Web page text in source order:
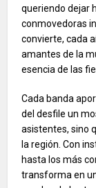
queriendo dejar
conmovedoras
convierte, cada
amantes de la
esencia de las
Cada banda
del desfile un
asistentes, sino
la región. Con
hasta los más
transforma en